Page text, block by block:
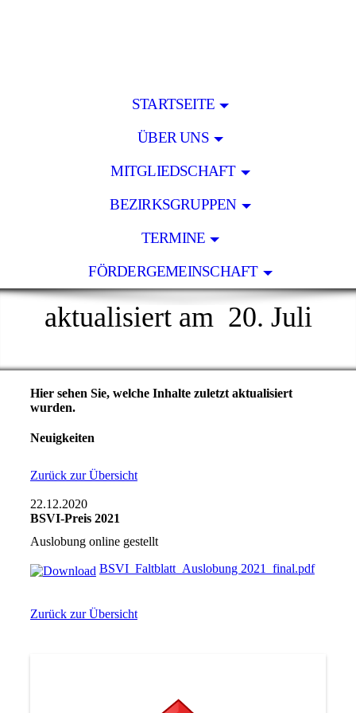
STARTSEITE
ÜBER UNS
MITGLIEDSCHAFT
BEZIRKSGRUPPEN
TERMINE
FÖRDERGEMEINSCHAFT
aktualisiert am 20. Juli
Hier sehen Sie, welche Inhalte zuletzt aktualisiert
wurden.
Neuigkeiten
Zurück zur Übersicht
22.12.2020
BSVI-Preis 2021
Auslobung online gestellt
BSVI_Faltblatt_Auslobung 2021_final.pdf
Zurück zur Übersicht